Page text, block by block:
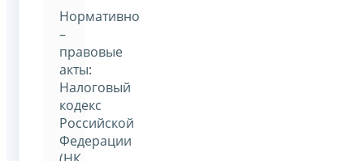
Нормативно
–
правовые
акты:
Налоговый
кодекс
Российской
Федерации